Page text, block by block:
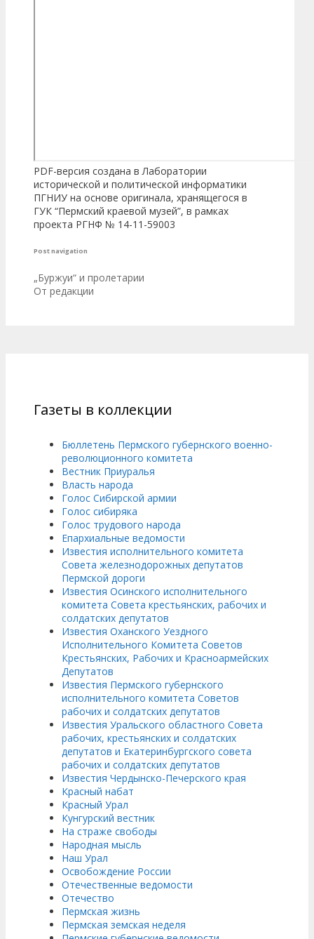
PDF-версия создана в Лаборатории
исторической и политической информатики
ПГНИУ на основе оригинала, хранящегося в
ГУК “Пермский краевой музей”, в рамках
проекта РГНФ № 14-11-59003
Post navigation
„Буржуи“ и пролетарии
От редакции
Газеты в коллекции
Бюллетень Пермского губернского военно-
революционного комитета
Вестник Приуралья
Власть народа
Голос Сибирской армии
Голос сибиряка
Голос трудового народа
Епархиальные ведомости
Известия исполнительного комитета
Совета железнодорожных депутатов
Пермской дороги
Известия Осинского исполнительного
комитета Совета крестьянских, рабочих и
солдатских депутатов
Известия Оханского Уездного
Исполнительного Комитета Советов
Крестьянских, Рабочих и Красноармейских
Депутатов
Известия Пермского губернского
исполнительного комитета Советов
рабочих и солдатских депутатов
Известия Уральского областного Совета
рабочих, крестьянских и солдатских
депутатов и Екатеринбургского совета
рабочих и солдатских депутатов
Известия Чердынско-Печерского края
Красный набат
Красный Урал
Кунгурский вестник
На страже свободы
Народная мысль
Наш Урал
Освобождение России
Отечественные ведомости
Отечество
Пермская жизнь
Пермская земская неделя